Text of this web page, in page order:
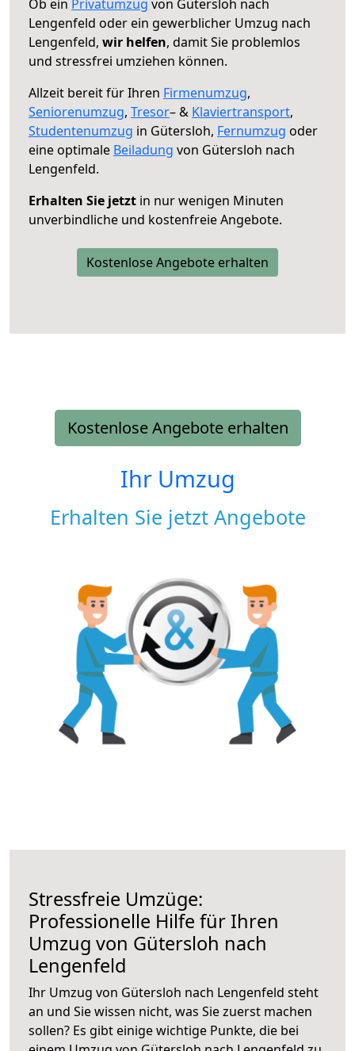
Ob ein Privatumzug von Gütersloh nach
Lengenfeld oder ein gewerblicher Umzug nach
Lengenfeld, wir helfen, damit Sie problemlos
und stressfrei umziehen können.
Allzeit bereit für Ihren Firmenumzug,
Seniorenumzug, Tresor– & Klaviertransport,
Studentenumzug in Gütersloh, Fernumzug oder
eine optimale Beiladung von Gütersloh nach
Lengenfeld.
Erhalten Sie jetzt in nur wenigen Minuten
unverbindliche und kostenfreie Angebote.
Kostenlose Angebote erhalten
Kostenlose Angebote erhalten
Ihr Umzug
Erhalten Sie jetzt Angebote
Stressfreie Umzüge:
Professionelle Hilfe für Ihren
Umzug von Gütersloh nach
Lengenfeld
Ihr Umzug von Gütersloh nach Lengenfeld steht
an und Sie wissen nicht, was Sie zuerst machen
sollen? Es gibt einige wichtige Punkte, die bei